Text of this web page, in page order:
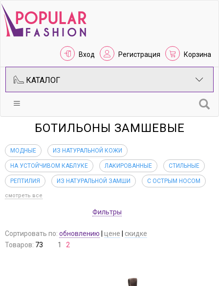
Вход Регистрация Корзина
КАТАЛОГ
БОТИЛЬОНЫ ЗАМШЕВЫЕ
МОДНЫЕ ИЗ НАТУРАЛЬНОЙ КОЖИ
НА УСТОЙЧИВОМ КАБЛУКЕ ЛАКИРОВАННЫЕ СТИЛЬНЫЕ
РЕПТИЛИЯ ИЗ НАТУРАЛЬНОЙ ЗАМШИ С ОСТРЫМ НОСОМ
смотреть все
Фильтры
Сортировать по: обновлению цене
скидке
Товаров: 73 1 2